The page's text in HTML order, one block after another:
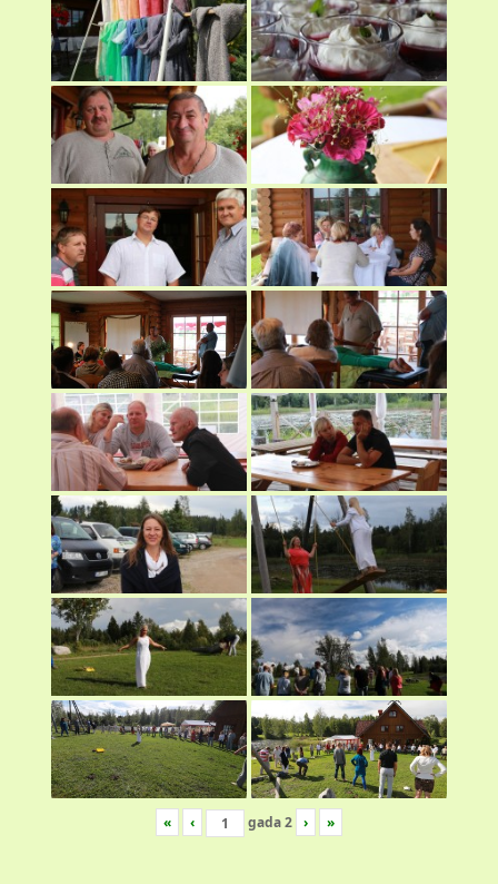
« ‹ gada2 › »